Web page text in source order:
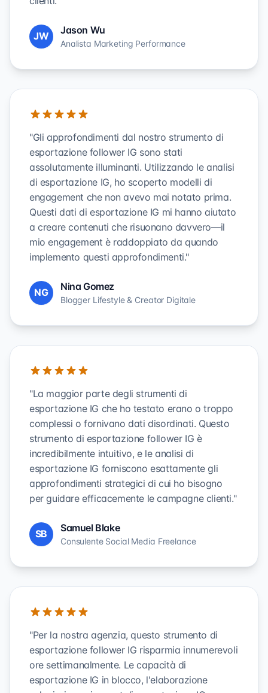
JW Jason Wu
Analista Marketing Performance
"Gli approfondimenti dal nostro strumento di
esportazione follower IG sono stati
assolutamente illuminanti. Utilizzando le analisi
di esportazione IG, ho scoperto modelli di
engagement che non avevo mai notato prima.
Questi dati di esportazione IG mi hanno aiutato
a creare contenuti che risuonano davvero—il
mio engagement è raddoppiato da quando
implemento questi approfondimenti."
NG Nina Gomez
Blogger Lifestyle & Creator Digitale
"La maggior parte degli strumenti di
esportazione IG che ho testato erano o troppo
complessi o fornivano dati disordinati. Questo
strumento di esportazione follower IG è
incredibilmente intuitivo, e le analisi di
esportazione IG forniscono esattamente gli
approfondimenti strategici di cui ho bisogno
per guidare efficacemente le campagne clienti."
SB Samuel Blake
Consulente Social Media Freelance
"Per la nostra agenzia, questo strumento di
esportazione follower IG risparmia innumerevoli
ore settimanalmente. Le capacità di
esportazione IG in blocco, l'elaborazione